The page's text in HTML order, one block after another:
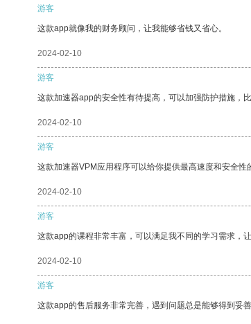
游客
这款app就像我的财务顾问，让我能够省钱又省心。
2024-02-10
游客
这款加速器app的安全性有待提高，可以加强防护措施，比
2024-02-10
游客
这款加速器VPM应用程序可以给你提供最高速度和安全性
2024-02-10
游客
这款app的课程非常丰富，可以满足我不同的学习需求，
2024-02-10
游客
这款app的售后服务非常完善，遇到问题总是能够得到妥